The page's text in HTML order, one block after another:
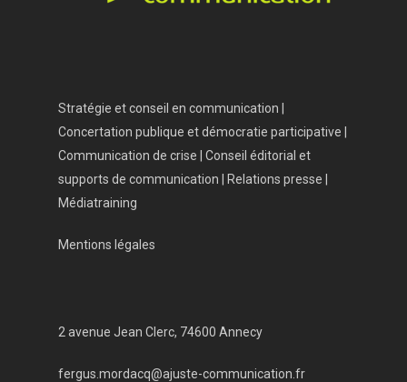
Stratégie et conseil en communication |
Concertation publique et démocratie participative |
Communication de crise | Conseil éditorial et
supports de communication | Relations presse |
Médiatraining
Mentions légales
2 avenue Jean Clerc, 74600 Annecy
fergus.mordacq@ajuste-communication.fr